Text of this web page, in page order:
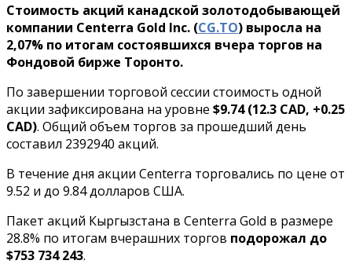
Стоимость акций канадской золотодобывающей
компании Centerra Gold Inc. (CG.TO) выросла на
2,07% по итогам состоявшихся вчера торгов на
Фондовой бирже Торонто.
По завершении торговой сессии стоимость одной
акции зафиксирована на уровне $9.74 (12.3 CAD, +0.25
CAD). Общий объем торгов за прошедший день
составил 2392940 акций.
В течение дня акции Centerra торговались по цене от
9.52 и до 9.84 долларов США.
Пакет акций Кыргызстана в Centerra Gold в размере
28.8% по итогам вчерашних торгов подорожал до
$753 734 243.